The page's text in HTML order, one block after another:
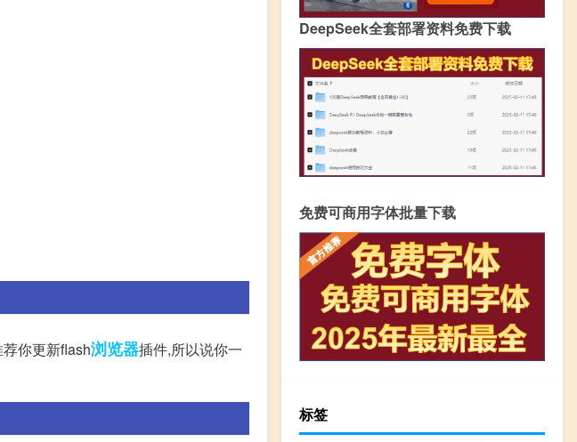
你更新flash浏览器插件,所以说你一
DeepSeek全套部署资料免费下载
免费可商用字体批量下载
标签